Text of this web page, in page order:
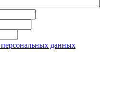
персональных данных